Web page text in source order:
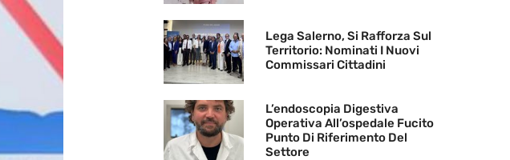
Lega Salerno, Si Rafforza Sul
Territorio: Nominati I Nuovi
Commissari Cittadini
L’endoscopia Digestiva
Operativa All’ospedale Fucito
Punto Di Riferimento Del
Settore